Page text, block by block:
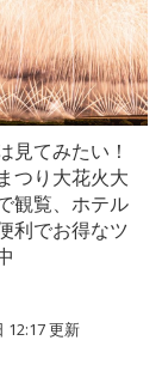
見てみたい！
つり大花火大
観覧、ホテル
利でお得なツ
12:17 更新